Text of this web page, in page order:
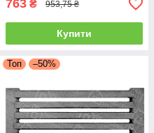
763 ₴ 953,75 ₴
Купити
Топ –50%